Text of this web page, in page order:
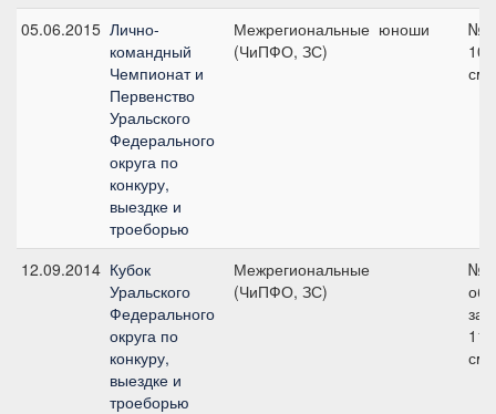
05.06.2015 Лично-
командный
Чемпионат и
Первенство
Уральского
Федерального
округа по
конкуру,
выездке и
троеборью
Межрегиональные
(ЧиПФО, ЗС)
юноши
№2,
100
см
12.09.2014 Кубок
Уральского
Федерального
округа по
конкуру,
выездке и
троеборью
Межрегиональные
(ЧиПФО, ЗС)
№3
115
см